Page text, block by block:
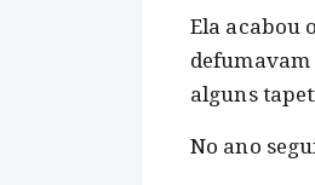
Ela acabou
alguns
No ano